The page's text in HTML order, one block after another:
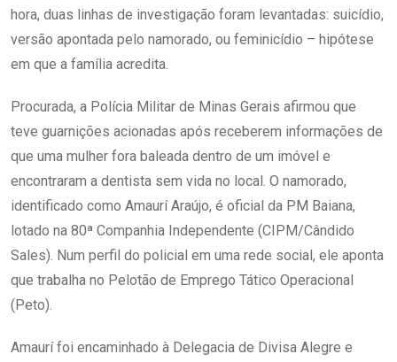
hora, duas linhas de investigação foram levantadas: suicídio,
versão apontada pelo namorado, ou feminicídio – hipótese
em que a família acredita.
Procurada, a Polícia Militar de Minas Gerais afirmou que
teve guarnições acionadas após receberem informações de
que uma mulher fora baleada dentro de um imóvel e
encontraram a dentista sem vida no local. O namorado,
identificado como Amaurí Araújo, é oficial da PM Baiana,
lotado na 80ª Companhia Independente (CIPM/Cândido
Sales). Num perfil do policial em uma rede social, ele aponta
que trabalha no Pelotão de Emprego Tático Operacional
(Peto).
Amaurí foi encaminhado à Delegacia de Divisa Alegre e